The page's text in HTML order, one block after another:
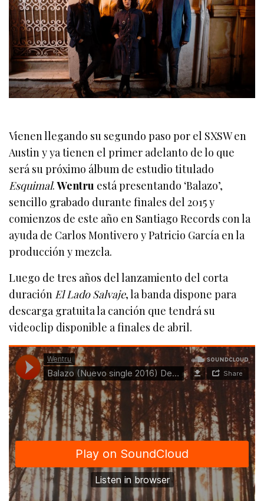
Vienen llegando su segundo paso por el SXSW en
Austin y ya tienen el primer adelanto de lo que
será su próximo álbum de estudio titulado
Esquimal.Wentru está presentando ‘Balazo’,
sencillo grabado durante finales del 2015 y
comienzos de este año en Santiago Records con la
ayuda de Carlos Montivero y Patricio García en la
producción y mezcla.
Luego de tres años del lanzamiento del corta
duración El Lado Salvaje, la banda dispone para
descarga gratuita la canción que tendrá su
videoclip disponible a finales de abril.